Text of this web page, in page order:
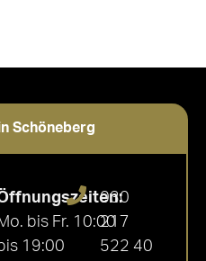
Schöneberg
bis Fr. 10:00
19:00
030
217
522 40